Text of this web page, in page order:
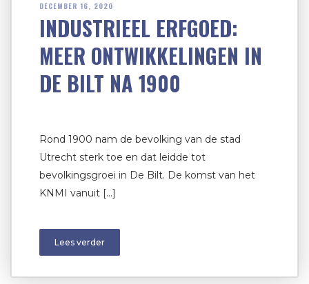
DECEMBER 16, 2020
INDUSTRIEEL ERFGOED:
MEER ONTWIKKELINGEN IN
DE BILT NA 1900
Rond 1900 nam de bevolking van de stad
Utrecht sterk toe en dat leidde tot
bevolkingsgroei in De Bilt. De komst van het
KNMI vanuit […]
Lees verder